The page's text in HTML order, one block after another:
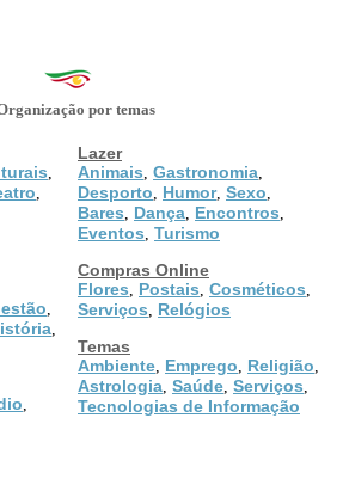
por temas
Lazer
Animais Gastronomia
Desporto Humor, Sexo
Bares Dança Encontros
Eventos Turismo
Compras Online
Flores
Postais Cosméticos
Serviços
Relógios
Temas
Ambiente Emprego Religião
Astrologia Saúde Serviços
Tecnologias de Informação